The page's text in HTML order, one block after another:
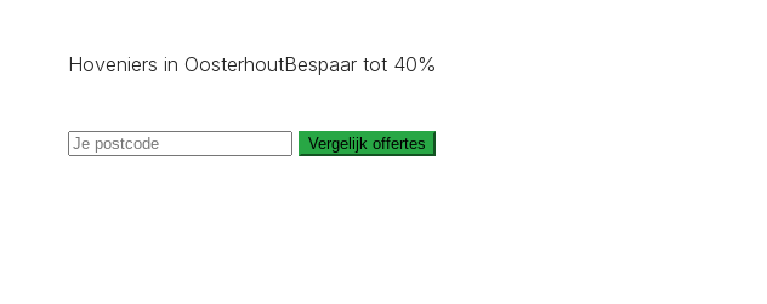
Hoveniers in OosterhoutBespaar tot 40%
Vergelijk offertes